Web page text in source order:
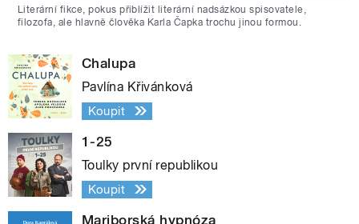
Literární fikce, pokus přiblížit literární nadsázkou spisovatele,
filozofa, ale hlavně člověka Karla Čapka trochu jinou formou.
Chalupa
Pavlína Křivánková
Koupit
1-25
Toulky první republikou
Koupit
Mariborská hypnóza